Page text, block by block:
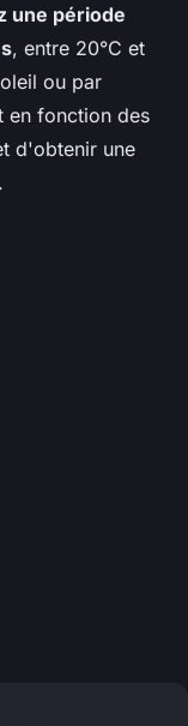
une période
, entre 20°C et
ou par
en fonction des
d'obtenir une